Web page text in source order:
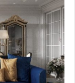
студий дизайна